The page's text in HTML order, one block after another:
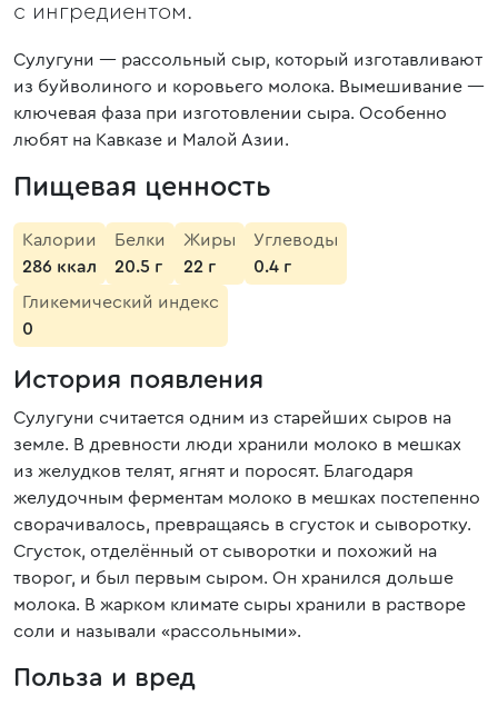
с ингредиентом.
Сулугуни — рассольный сыр, который изготавливают
из буйволиного и коровьего молока. Вымешивание —
ключевая фаза при изготовлении сыра. Особенно
любят на Кавказе и Малой Азии.
Пищевая ценность
Калории
286 ккал
Белки
20.5 г
Жиры
22 г
Углеводы
0.4 г
Гликемический индекс
0
История появления
Сулугуни считается одним из старейших сыров на
земле. В древности люди хранили молоко в мешках
из желудков телят, ягнят и поросят. Благодаря
желудочным ферментам молоко в мешках постепенно
сворачивалось, превращаясь в сгусток и сыворотку.
Сгусток, отделённый от сыворотки и похожий на
творог, и был первым сыром. Он хранился дольше
молока. В жарком климате сыры хранили в растворе
соли и называли «рассольными».
Польза и вред